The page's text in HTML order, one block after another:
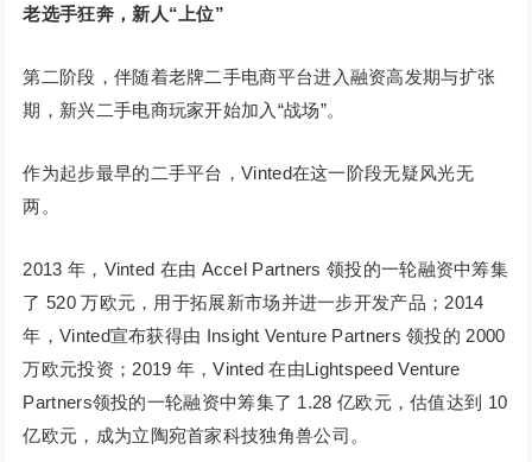
老选手狂奔，新人“上位”
第二阶段，伴随着老牌二手电商平台进入融资高发期与扩张
期，新兴二手电商玩家开始加入“战场”。
作为起步最早的二手平台，Vinted在这一阶段无疑风光无
两。
2013 年，Vinted 在由 Accel Partners 领投的一轮融资中筹集
了 520 万欧元，用于拓展新市场并进一步开发产品；2014
年，Vinted宣布获得由 Insight Venture Partners 领投的 2000
万欧元投资；2019 年，Vinted 在由Lightspeed Venture
Partners领投的一轮融资中筹集了 1.28 亿欧元，估值达到 10
亿欧元，成为立陶宛首家科技独角兽公司。